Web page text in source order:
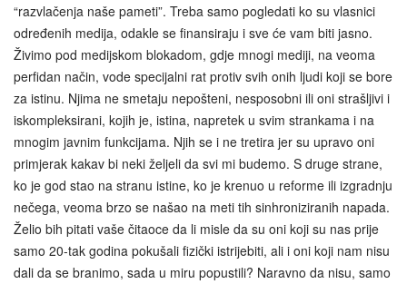
“razvlačenja naše pameti”. Treba samo pogledati ko su vlasnici
određenih medija, odakle se finansiraju i sve će vam biti jasno.
Živimo pod medijskom blokadom, gdje mnogi mediji, na veoma
perfidan način, vode specijalni rat protiv svih onih ljudi koji se bore
za istinu. Njima ne smetaju nepošteni, nesposobni ili oni strašljivi i
iskompleksirani, kojih je, istina, napretek u svim strankama i na
mnogim javnim funkcijama. Njih se i ne tretira jer su upravo oni
primjerak kakav bi neki željeli da svi mi budemo. S druge strane,
ko je god stao na stranu istine, ko je krenuo u reforme ili izgradnju
nečega, veoma brzo se našao na meti tih sinhroniziranih napada.
Želio bih pitati vaše čitaoce da li misle da su oni koji su nas prije
samo 20-tak godina pokušali fizički istrijebiti, ali i oni koji nam nisu
dali da se branimo, sada u miru popustili? Naravno da nisu, samo